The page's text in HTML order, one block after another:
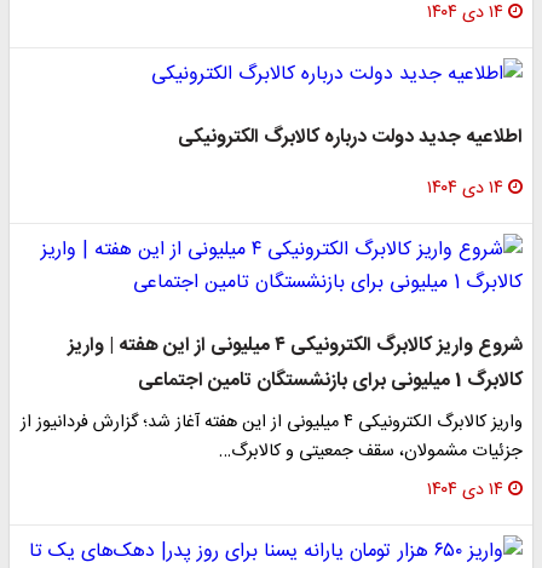
۱۴ دی ۱۴۰۴
اطلاعیه جدید دولت درباره کالابرگ الکترونیکی
۱۴ دی ۱۴۰۴
شروع واریز کالابرگ الکترونیکی ۴ میلیونی از این هفته | واریز
کالابرگ 1 میلیونی برای بازنشستگان تامین اجتماعی
واریز کالابرگ الکترونیکی ۴ میلیونی از این هفته آغاز شد؛ گزارش فردانیوز از
جزئیات مشمولان، سقف جمعیتی و کالابرگ…
۱۴ دی ۱۴۰۴